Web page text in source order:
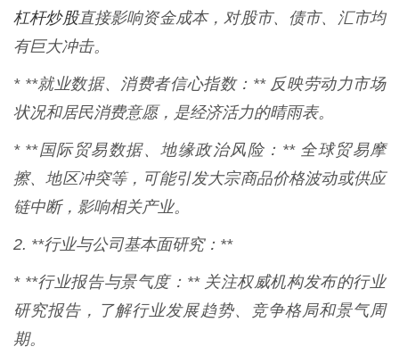
杠杆炒股直接影响资金成本，对股市、债市、汇市均
有巨大冲击。
* **就业数据、消费者信心指数：** 反映劳动力市场
状况和居民消费意愿，是经济活力的晴雨表。
* **国际贸易数据、地缘政治风险：** 全球贸易摩
擦、地区冲突等，可能引发大宗商品价格波动或供应
链中断，影响相关产业。
2. **行业与公司基本面研究：**
* **行业报告与景气度：** 关注权威机构发布的行业
研究报告，了解行业发展趋势、竞争格局和景气周
期。